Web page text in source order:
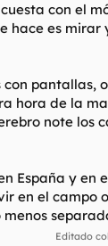
con el
hace es mirar
pantallas,
hora de la
note los
España y en
en el campo
menos
Editado